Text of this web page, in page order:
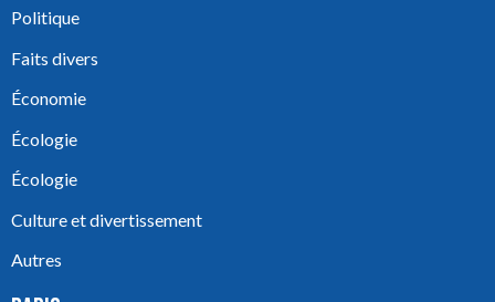
Politique
Faits divers
Économie
Écologie
Écologie
Culture et divertissement
Autres